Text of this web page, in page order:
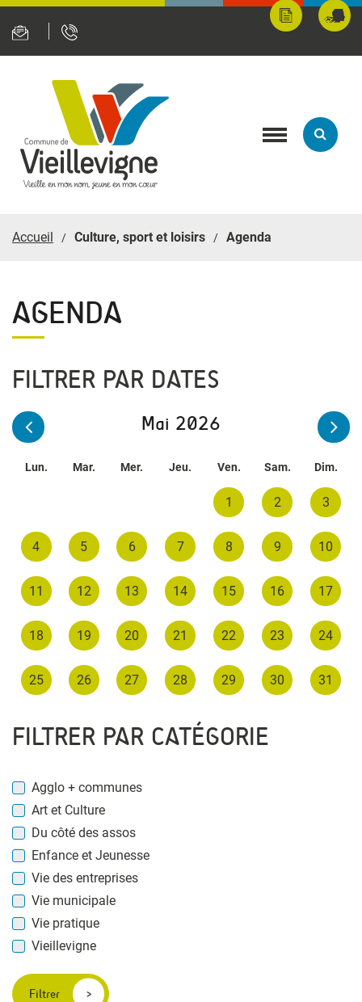
Mes
démarches
Toggle
Accueil Culture, sport et loisirs Agenda
AGENDA
FILTRER PAR DATES
Mai 2026
Lun. Mar. Mer. Jeu. Ven. Sam. Dim.
1 2 3
4 5 6 7 8 9 10
11 12 13 14 15 16 17
18 19 20 21 22 23 24
25 26 27 28 29 30 31
FILTRER PAR CATÉGORIE
Agglo + communes
Art et Culture
Du côté des assos
Enfance et Jeunesse
Vie des entreprises
Vie municipale
Vie pratique
Vieillevigne
Filtrer
Panneau de gestion des cookies